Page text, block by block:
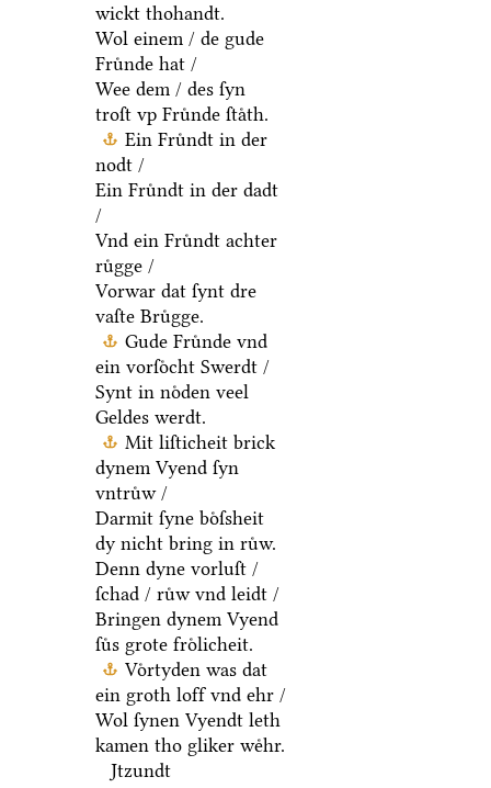
wickt thohandt.
Wol einem / de gude
Fruͤnde hat /
Wee dem / des ſyn
troſt vp Fruͤnde ſtaͤth.
Ein Fruͤndt in der
nodt /
Ein Fruͤndt in der dadt
/
Vnd ein Fruͤndt achter
ruͤgge /
Vorwar dat ſynt dre
vaſte Bruͤgge.
Gude Fruͤnde vnd
ein vorſoͤcht Swerdt /
Synt in noͤden veel
Geldes werdt.
Mit liſticheit brick
dynem Vyend ſyn
vntruͤw /
Darmit ſyne boͤſsheit
dy nicht bring in ruͤw.
Denn dyne vorluſt /
ſchad / ruͤw vnd leidt /
Bringen dynem Vyend
ſuͤs grote froͤlicheit.
Voͤrtyden was dat
ein groth loff vnd ehr /
Wol ſynen Vyendt leth
kamen tho gliker weͤhr.
Jtzundt